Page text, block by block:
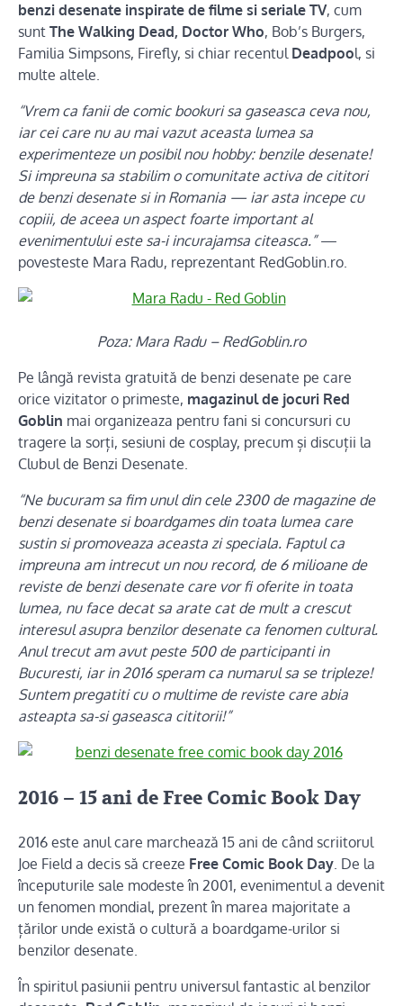
benzi desenate inspirate de filme si seriale TV, cum
sunt The Walking Dead, Doctor Who, Bob’s Burgers,
Familia Simpsons, Firefly, si chiar recentul Deadpool, si
multe altele.
“Vrem ca fanii de comic bookuri sa gaseasca ceva nou,
iar cei care nu au mai vazut aceasta lumea sa
experimenteze un posibil nou hobby: benzile desenate!
Si impreuna sa stabilim o comunitate activa de cititori
de benzi desenate si in Romania — iar asta incepe cu
copiii, de aceea un aspect foarte important al
evenimentului este sa-i incurajamsa citeasca.”—
povesteste Mara Radu, reprezentant RedGoblin.ro.
Poza: Mara Radu – RedGoblin.ro
Pe lângă revista gratuită de benzi desenate pe care
orice vizitator o primeste, magazinul de jocuri Red
Goblin mai organizeaza pentru fani si concursuri cu
tragere la sorți, sesiuni de cosplay, precum și discuții la
Clubul de Benzi Desenate.
“Ne bucuram sa fim unul din cele 2300 de magazine de
benzi desenate si boardgames din toata lumea care
sustin si promoveaza aceasta zi speciala. Faptul ca
impreuna am intrecut un nou record, de 6 milioane de
reviste de benzi desenate care vor fi oferite in toata
lumea, nu face decat sa arate cat de mult a crescut
interesul asupra benzilor desenate ca fenomen cultural.
Anul trecut am avut peste 500 de participanti in
Bucuresti, iar in 2016 speram ca numarul sa se tripleze!
Suntem pregatiti cu o multime de reviste care abia
asteapta sa-si gaseasca cititorii!”
2016 – 15 ani de Free Comic Book Day
2016 este anul care marchează 15 ani de când scriitorul
Joe Field a decis să creeze Free Comic Book Day . De la
începuturile sale modeste în 2001, evenimentul a devenit
un fenomen mondial, prezent în marea majoritate a
țărilor unde există o cultură a boardgame-urilor si
benzilor desenate.
În spiritul pasiunii pentru universul fantastic al benzilor